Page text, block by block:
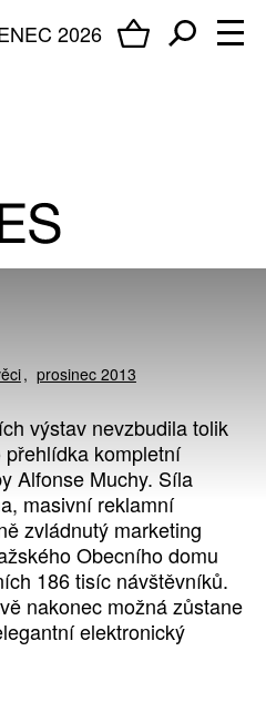
2026
prosinec 2013
výstav nevzbudila tolik
přehlídka kompletní
Alfonse Muchy. Síla
masivní reklamní
zvládnutý marketing
Obecního domu
186 tisíc návštěvníků.
nakonec možná zůstane
elektronický